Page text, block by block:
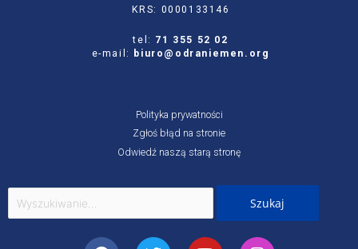
KRS: 0000133146
tel: 71 355 52 02
e-mail:
biuro@odraniemen.org
Polityka prywatności
Zgłoś błąd na stronie
Odwiedź naszą starą stronę
Szukaj
dla:
FacebookTwitterYoutubeInstagram